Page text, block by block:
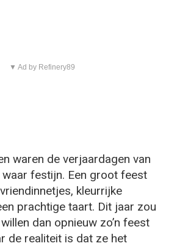
▼ Ad by Refinery89
waren de verjaardagen van
festijn. Een groot feest
kleurrijke
prachtige taart. Dit jaar zou
dan opnieuw zo’n feest
de realiteit is dat ze het